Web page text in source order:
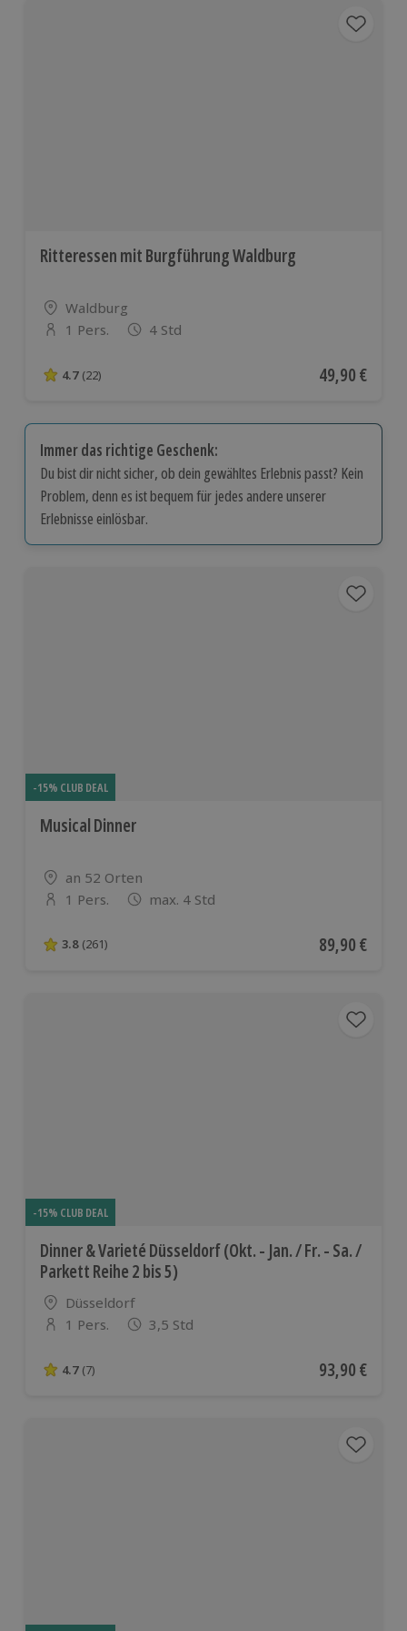
Ritteressen mit Burgführung Waldburg
Standort
Waldburg
Anzahl der Teilnehmer
1 Pers. 4 Std
4.7 von 5 Sternen basierend auf 22 Bewertungen
4.7 (22) Aktueller
49,90 €
Immer das richtige Geschenk:
Du bist dir nicht sicher, ob dein gewähltes Erlebnis passt? Kein
Problem, denn es ist bequem für jedes andere unserer
Erlebnisse einlösbar.
-15% CLUB DEAL
Musical Dinner
Standort
an 52 Orten
Anzahl der Teilnehmer
1 Pers. max. 4 Std
3.8 von 5 Sternen basierend auf 261 Bewertungen
3.8 (261) Aktueller
89,90 €
-15% CLUB DEAL
Dinner & Varieté Düsseldorf (Okt. - Jan. / Fr. - Sa. /
Parkett Reihe 2 bis 5)
Standort
Düsseldorf
Anzahl der Teilnehmer
1 Pers. 3,5 Std
4.7 von 5 Sternen basierend auf 7 Bewertungen
4.7 (7) Aktueller
93,90 €